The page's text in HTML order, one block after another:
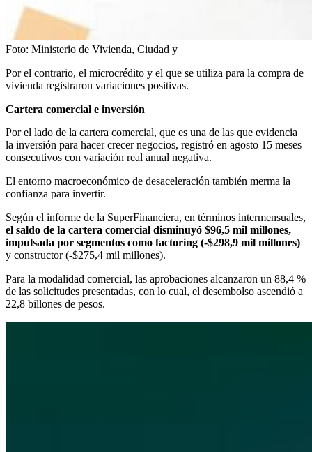
Foto: Ministerio de Vivienda, Ciudad y
Por el contrario, el microcrédito y el que se utiliza para la compra de
vivienda registraron variaciones positivas.
Cartera comercial e inversión
Por el lado de la cartera comercial, que es una de las que evidencia
la inversión para hacer crecer negocios, registró en agosto 15 meses
consecutivos con variación real anual negativa.
El entorno macroeconómico de desaceleración también merma la
confianza para invertir.
Según el informe de la SuperFinanciera, en términos intermensuales,
el saldo de la cartera comercial disminuyó $96,5 mil millones,
impulsada por segmentos como factoring (-$298,9 mil millones)
y constructor (-$275,4 mil millones).
Para la modalidad comercial, las aprobaciones alcanzaron un 88,4 %
de las solicitudes presentadas, con lo cual, el desembolso ascendió a
22,8 billones de pesos.